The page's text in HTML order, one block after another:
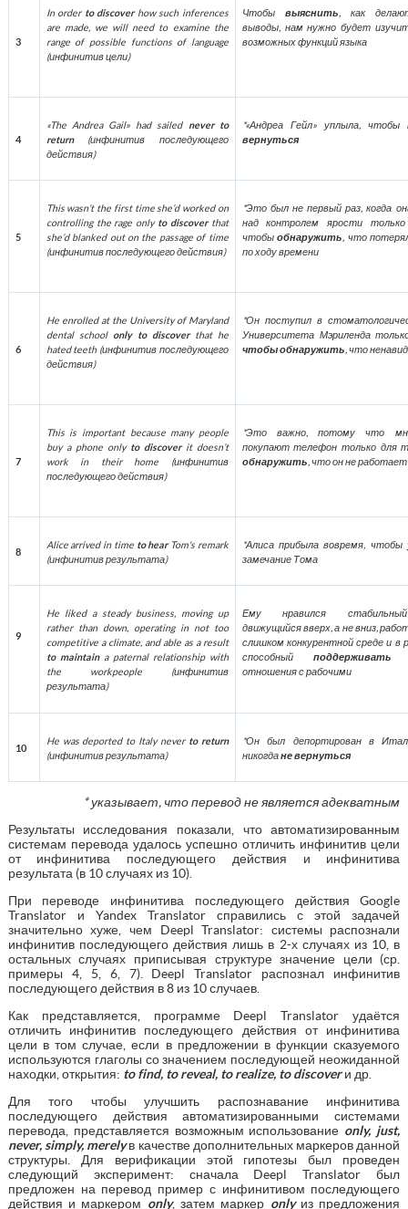
3
In order to discoverhow such inferences
are made, we will need to examine the
range of possible functions of language
(инфинитивцели)
Чтобы выяснить, как
выводы, нам нужно будет
возможных функций языка
4
«The Andrea Gail» had sailed never to
return (инфинитив
последующего
действия)
*«Андреа Гейл» уплыла, чтобы
вернуться
5
This wasn’t the first time she’d worked on
controlling the rage only to discoverthat
she’d blanked out on the passage of time
(инфинитивпоследующегодействия)
*Это был не первый раз, когда
над контролем ярости
чтобыобнаружить, что
по ходу времени
6
He enrolled at the University of Maryland
dental school only to discoverthat he
hated teeth (инфинитив последующего
действия)
*Он поступил в
Университета Мэриленда
чтобы обнаружить, что
7
This is important because many people
buy a phone only to discoverit doesn’t
work in their home (инфинитив
последующегодействия)
*Это важно, потому что
покупают телефон только для
обнаружить, что он не
8
Alice arrived in time to hearTom's remark
(инфинитиврезультата)
*Алиса прибыла вовремя, чтобы
замечание Тома
9
He liked a steady business, moving up
rather than down, operating in not too
competitive a climate, and able as a result
to maintaina paternal relationship with
the workpeople (инфинитив
результата)
Ему нравился
движущийся вверх, а не вниз,
слишком конкурентной среде и в
способныйподдерживать
отношения с рабочими
10
He was deported to Italy never to return
(инфинитиврезультата)
*Он был депортирован в
никогдане вернуться
* указывает, что перевод не является адекватным
Результаты исследования показали, что автоматизированным
системам перевода удалось успешно отличить инфинитив цели
от инфинитива последующего действия и инфинитива
результата (в 10 случаях из 10).
При переводе инфинитива последующего действия Google
Translator и Yandex Translator cправились с этой задачей
значительно хуже, чем Deepl Translator: системы распознали
инфинитив последующего действия лишь в 2-х случаях из 10, в
остальных случаях приписывая структуре значение цели (ср.
примеры 4, 5, 6, 7). Deepl Translator распознал инфинитив
последующего действия в 8 из 10 случаев.
Как представляется, программе Deepl Translator удаётся
отличить инфинитив последующего действия от инфинитива
цели в том случае, если в предложении в функции сказуемого
используются глаголы со значением последующей неожиданной
находки, открытия: to find, to reveal, to realize, to discoverи др.
Для того чтобы улучшить распознавание инфинитива
последующего действия автоматизированными системами
перевода, представляется возможным использование only, just,
never, simply, merelyв качестве дополнительных маркеров данной
структуры. Для верификации этой гипотезы был проведен
следующий эксперимент: сначала Deepl Translator был
предложен на перевод пример с инфинитивом последующего
действия и маркером only, затем маркер onlyиз предложения